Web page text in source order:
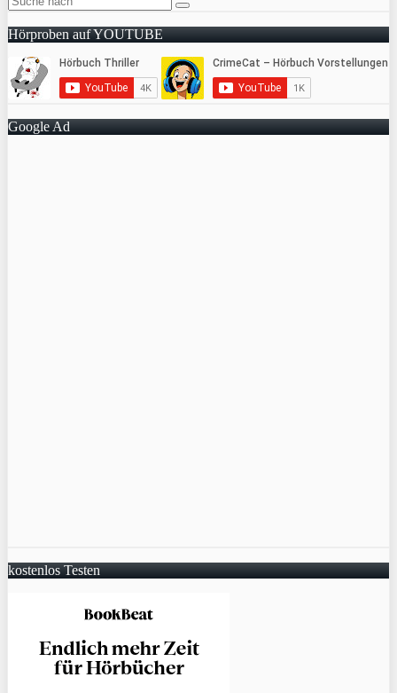
Hörproben auf YOUTUBE
Google Ad
kostenlos Testen